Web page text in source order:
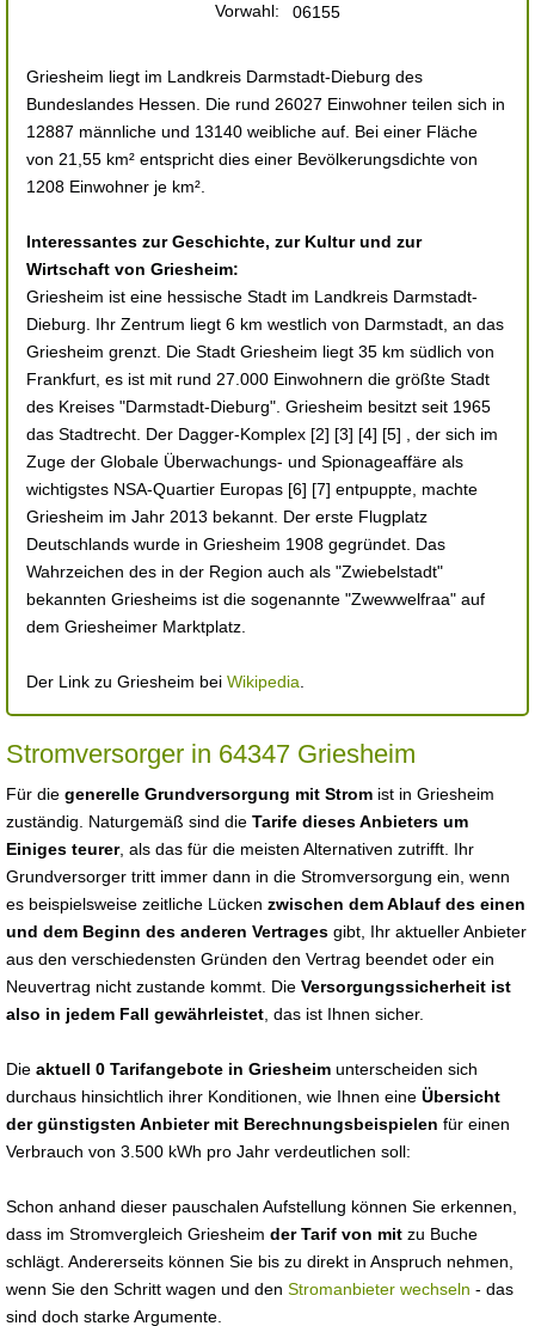
Vorwahl:
06155
Griesheim liegt im Landkreis Darmstadt-Dieburg des
Bundeslandes Hessen. Die rund 26027 Einwohner teilen sich in
12887 männliche und 13140 weibliche auf. Bei einer Fläche
von 21,55 km² entspricht dies einer Bevölkerungsdichte von
1208 Einwohner je km².
Interessantes zur Geschichte, zur Kultur und zur
Wirtschaft von Griesheim:
Griesheim ist eine hessische Stadt im Landkreis Darmstadt-
Dieburg. Ihr Zentrum liegt 6 km westlich von Darmstadt, an das
Griesheim grenzt. Die Stadt Griesheim liegt 35 km südlich von
Frankfurt, es ist mit rund 27.000 Einwohnern die größte Stadt
des Kreises "Darmstadt-Dieburg". Griesheim besitzt seit 1965
das Stadtrecht. Der Dagger-Komplex [2] [3] [4] [5] , der sich im
Zuge der Globale Überwachungs- und Spionageaffäre als
wichtigstes NSA-Quartier Europas [6] [7] entpuppte, machte
Griesheim im Jahr 2013 bekannt. Der erste Flugplatz
Deutschlands wurde in Griesheim 1908 gegründet. Das
Wahrzeichen des in der Region auch als "Zwiebelstadt"
bekannten Griesheims ist die sogenannte "Zwewwelfraa" auf
dem Griesheimer Marktplatz.
Der Link zu Griesheim bei Wikipedia
Stromversorger in 64347 Griesheim
Für die generelle Grundversorgung mit Strom ist in Griesheim
zuständig. Naturgemäß sind die Tarife dieses Anbieters um
Einiges teurer, als das für die meisten Alternativen zutrifft. Ihr
Grundversorger tritt immer dann in die Stromversorgung ein, wenn
es beispielsweise zeitliche Lücken zwischen dem Ablauf des einen
und dem Beginn des anderen Vertrages gibt, Ihr aktueller Anbieter
aus den verschiedensten Gründen den Vertrag beendet oder ein
Neuvertrag nicht zustande kommt. Die Versorgungssicherheit ist
also in jedem Fall gewährleistet , das ist Ihnen sicher.
Die aktuell 0 Tarifangebote in Griesheim unterscheiden sich
durchaus hinsichtlich ihrer Konditionen, wie Ihnen eine Übersicht
der günstigsten Anbieter mit Berechnungsbeispielen für einen
Verbrauch von 3.500 kWh pro Jahr verdeutlichen soll:
Schon anhand dieser pauschalen Aufstellung können Sie erkennen,
dass im Stromvergleich Griesheim der Tarif von mit zu Buche
schlägt. Andererseits können Sie bis zu direkt in Anspruch nehmen,
wenn Sie den Schritt wagen und den Stromanbieter wechseln - das
sind doch starke Argumente.